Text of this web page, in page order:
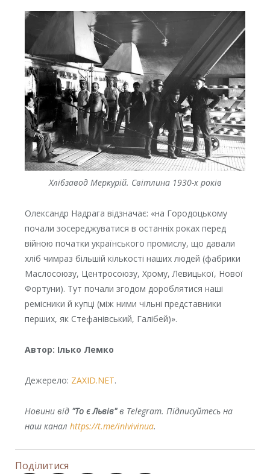
Хлібзавод Меркурій. Світлина 1930-х років
Олександр Надрага відзначає: «на Городоцькому
почали зосереджуватися в останніх роках перед
війною початки українського промислу, що давали
хліб чимраз більшій кількості наших людей (фабрики
Маслосоюзу, Центросоюзу, Хрому, Левицької, Нової
Фортуни). Тут почали згодом дороблятися наші
ремісники й купці (між ними чільні представники
перших, як Стефанівський, Галібей)».
Автор: Ілько Лемко
Дежерело: ZAXID.NET.
Новини від "То є Львів"в Telegram. Підписуйтесь на
наш канал https://t.me/inlvivinua.
Поділитися